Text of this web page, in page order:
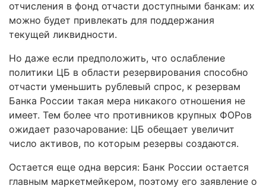
отчисления в фонд отчасти доступными банкам: их
можно будет привлекать для поддержания
текущей ликвидности.
Но даже если предположить, что ослабление
политики ЦБ в области резервирования способно
отчасти уменьшить рублевый спрос, к резервам
Банка России такая мера никакого отношения не
имеет. Тем более что противников крупных ФОРов
ожидает разочарование: ЦБ обещает увеличит
число активов, по которым резервы создаются.
Остается еще одна версия: Банк России остается
главным маркетмейкером, поэтому его заявление о